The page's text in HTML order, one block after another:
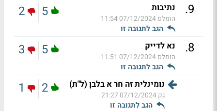
9
. נתיבות
הומלס07/12/2024 11:54
הגב לתגובה זו
5
2
8
. נא לדייק
הומלס07/12/2024 11:51
הגב לתגובה זו
5
3
נומינלית זה חר א בלבן (ל"ת)
גק07/12/2024 21:27
הגב לתגובה זו
2
1